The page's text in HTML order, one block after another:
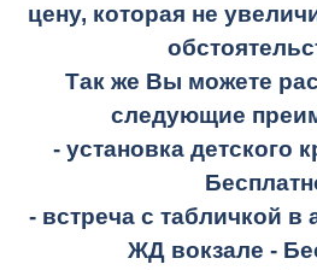
цену, которая не
Так же Вы можете
следующие
- установка детского
- встреча с табличкой в
ЖД вокзале -